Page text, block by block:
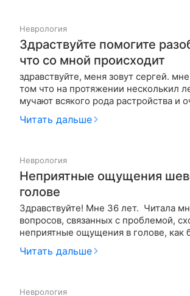
Неврология
Здраствуйте помогите разобраться
что со мной происходит
здравствуйте, меня зовут сергей.
том что на протяжении несколькил
мучают всякого рода растройства и
душевный дискомфорт. вызваны эти
всякого рода мыслей и чувств. вот
Читать дальше
Неврология
Неприятные ощущения шевеления в
голове
Здравствуйте! Мне 36 лет. Читала
вопросов, связанных с проблемой,
неприятные ощущения в голове, как
"шевеления" в голове. Но нигде не
абсолютно схожих симптомов, а
Читать дальше
Неврология